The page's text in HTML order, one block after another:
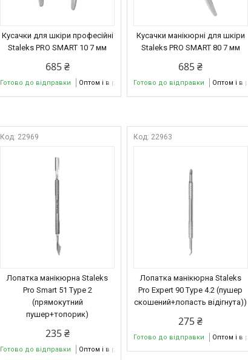
Кусачки для шкіри професійні
Staleks PRO SMART 10 7 мм
685 ₴
Готово до відправки Оптом і в роздріб
Кусачки манікюрні для шкіри
Staleks PRO SMART 80 7 мм
685 ₴
Готово до відправки Оптом і в
22969
Лопатка манікюрна Staleks
Pro Smart 51 Type 2
(прямокутний
пушер+топорик)
235 ₴
Готово до відправки Оптом і в роздріб
22963
Лопатка манікюрна Staleks
Pro Expert 90 Type 4.2 (пушер
скошений+лопасть відігнута))
275 ₴
Готово до відправки Оптом і в